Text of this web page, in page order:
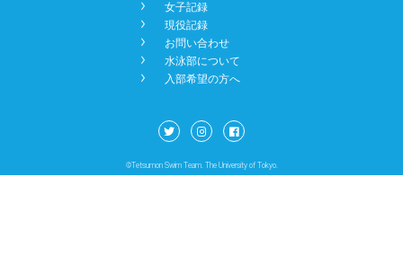
CONTACT
󿾡 女子記録
󿾡 現役記録
󿾡 お問い合わせ
󿾡 水泳部について
󿾡 入部希望の方へ
©Tetsumon Swim Team. The University of Tokyo.